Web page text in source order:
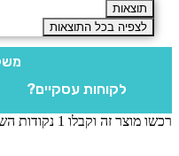
תוצאות
לצפיה בכל התוצאות
לקוחות עסקיים?
רכשו מוצר זה וקבלו 1 נקודות השוות (